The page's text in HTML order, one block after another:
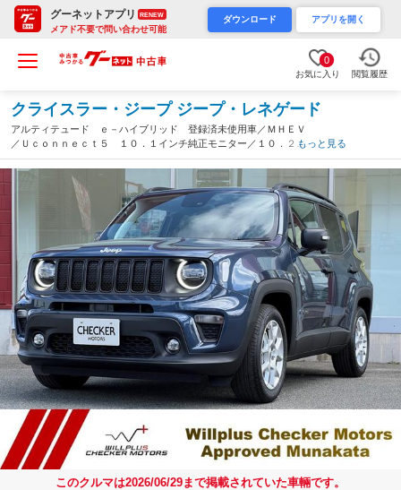
グーネットアプリ RENEW
メアド不要で問い合わせ可能
ダウンロード アプリを開く
0
お気に入り 閲覧履歴
クライスラー・ジープ ジープ・レネゲード
アルティテュード ｅ－ハイブリッド 登録済未使用車／ＭＨＥＶ
／Ｕｃｏｎｎｅｃｔ５ １０．１インチ純正モニター／１０．２５
マルチビューディスプレイ／バックカメラ／黒革シート／運転席電
動シート／ＡＣＣ／シートヒーター／ステアリングヒーター（福岡
もっと見る
このクルマは2026/06/29まで掲載されていた車輛です。